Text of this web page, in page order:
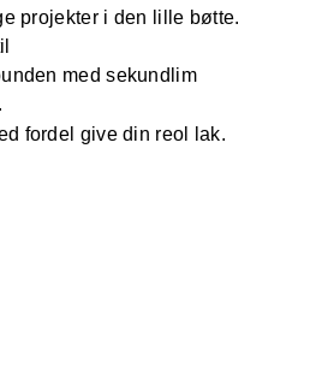
projekter i den lille bøtte.
med sekundlim
fordel give din reol lak.